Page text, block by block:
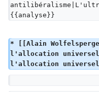
{{analyse}}
* [[Alain
l'allocation
l'allocation